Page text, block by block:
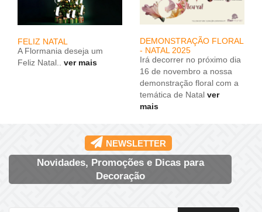
FELIZ NATAL
A Flormania deseja um
Feliz Natal..
ver mais
DEMONSTRAÇÃO FLORAL
- NATAL 2025
Irá decorrer no próximo dia
16 de novembro a nossa
demonstração floral com a
temática de Natal ver
mais
NEWSLETTER
Novidades, Promoções e Dicas para
Decoração